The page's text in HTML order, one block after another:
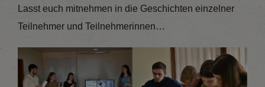
Lasst euch mitnehmen in die Geschichten einzelner
Teilnehmer und Teilnehmerinnen…